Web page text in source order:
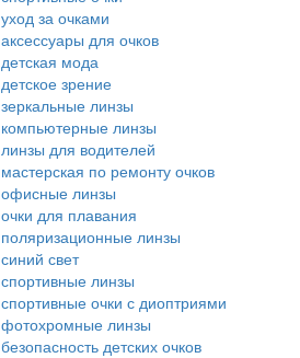
уход за очками
аксессуары для очков
детская мода
детское зрение
зеркальные линзы
компьютерные линзы
линзы для водителей
мастерская по ремонту очков
офисные линзы
очки для плавания
поляризационные линзы
синий свет
спортивные линзы
спортивные очки с диоптриями
фотохромные линзы
безопасность детских очков